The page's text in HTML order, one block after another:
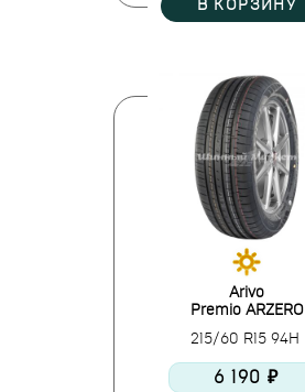
В КОРЗИНУ
Arivo
Premio ARZERO
215/60 R15 94H
6 190 ₽